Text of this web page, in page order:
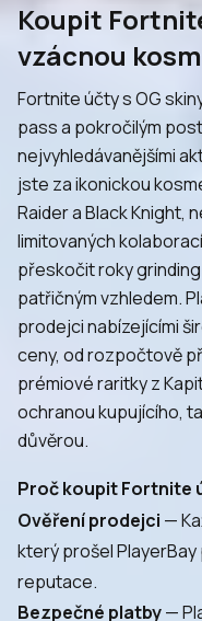
Koupit
vzácnou
Fortnite účty s OG
pass a pokročilým
nejvyhledávanějšími
jste za ikonickou
Raider a Black Knight,
limitovaných
přeskočit roky
patřičným vzhledem.
prodejci nabízejícími
ceny, od rozpočtově
prémiové raritky z
ochranou kupujícího,
důvěrou.
Proč koupit Fortnite
Ověření prodejci —
který prošel
reputace.
Bezpečné platby—